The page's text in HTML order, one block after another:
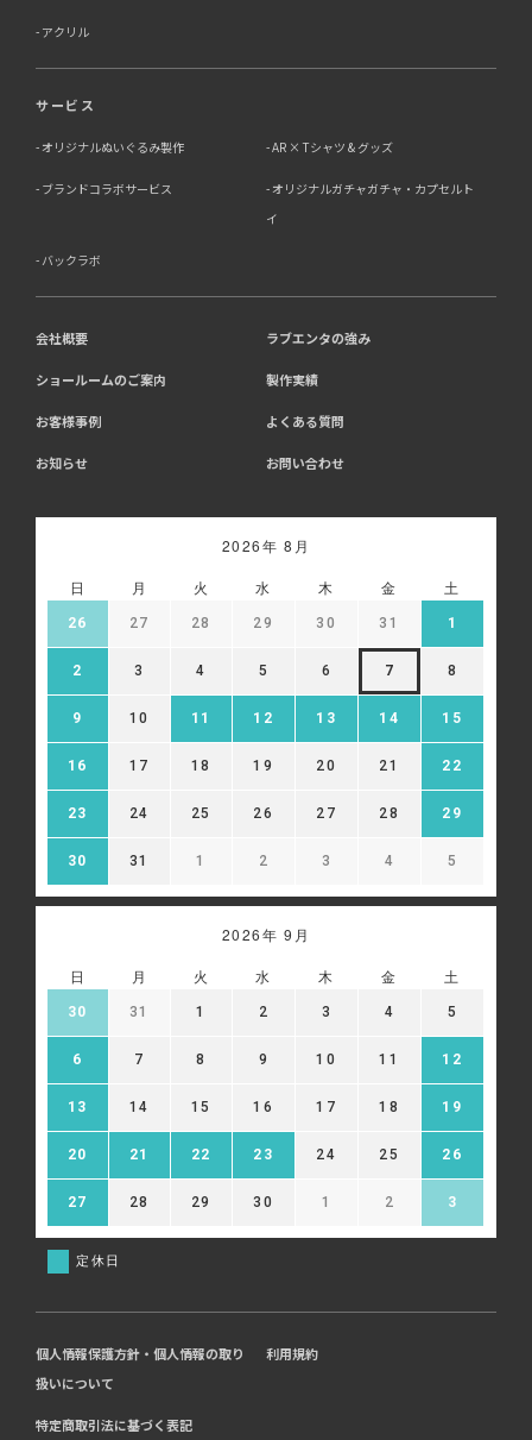
アクリル
サービス
オリジナルぬいぐるみ製作 AR × Tシャツ & グッズ
ブランドコラボサービス
オリジナルガチャガチャ・カプセルト
イ
バックラボ
会社概要 ラブエンタの強み
ショールームのご案内 製作実績
お客様事例 よくある質問
お知らせ お問い合わせ
2026年 8月
日 月 火 水 木 金 土
26 27 28 29 30 31 1
2 3 4 5 6 7 8
9 10 11 12 13 14 15
16 17 18 19 20 21 22
23 24 25 26 27 28 29
30 31 1 2 3 4 5
2026年 9月
日 月 火 水 木 金 土
30 31 1 2 3 4 5
6 7 8 9 10 11 12
13 14 15 16 17 18 19
20 21 22 23 24 25 26
27 28 29 30 1 2 3
定休日
個人情報保護方針・個人情報の取り
扱いについて
利用規約
特定商取引法に基づく表記